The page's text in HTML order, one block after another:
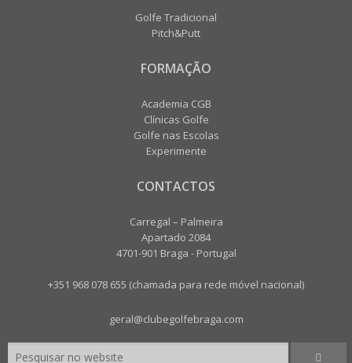
Golfe Tradicional
Pitch&Putt
FORMAÇÃO
Academia CGB
Clínicas Golfe
Golfe nas Escolas
Experimente
CONTACTOS
Carregal – Palmeira
Apartado 2084
4701-901 Braga - Portugal
+351 968 078 655 (chamada para rede móvel nacional)
geral@clubegolfebraga.com